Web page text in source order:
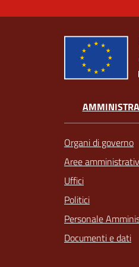
Organi di governo
Aree
Uffici
Politici
Personale
Documenti e dati